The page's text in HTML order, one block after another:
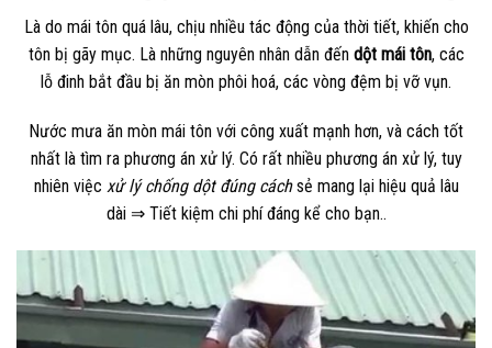
Là do mái tôn quá lâu, chịu nhiều tác động của thời tiết, khiến cho
tôn bị gãy mục. Là những nguyên nhân dẫn đến dột mái tôn, các
lỗ đinh bắt đầu bị ăn mòn phôi hoá, các vòng đệm bị vỡ vụn.
Nước mưa ăn mòn mái tôn với công xuất mạnh hơn, và cách tốt
nhất là tìm ra phương án xử lý. Có rất nhiều phương án xử lý, tuy
nhiên việc xử lý chống dột đúng cáchsẻ mang lại hiệu quả lâu
dài ⇒ Tiết kiệm chi phí đáng kể cho bạn..